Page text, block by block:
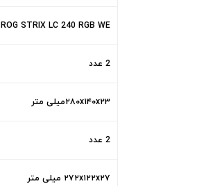
ROG STRIX LC 240 RGB WE
2 عدد
۲۸۰x۱۴۰x۲۳میلی متر
2 عدد
۲۷۲x۱۲۲x۲۷ میلی متر